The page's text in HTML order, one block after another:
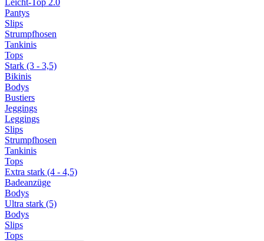
Pantys
Slips
Strumpfhosen
Tankinis
Tops
Stark (3 - 3,5)
Bikinis
Bodys
Bustiers
Jeggings
Leggings
Slips
Strumpfhosen
Tankinis
Tops
Extra stark (4 - 4,5)
Badeanzüge
Bodys
Ultra stark (5)
Bodys
Slips
Tops